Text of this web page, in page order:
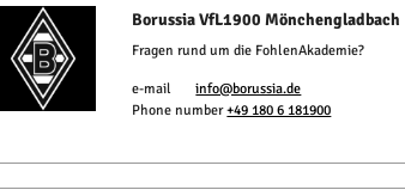
Borussia VfL1900 Mönchengladbach
Fragen rund um die FohlenAkademie?
e-mail
info@borussia.de
Phone number +49 180 6 181900